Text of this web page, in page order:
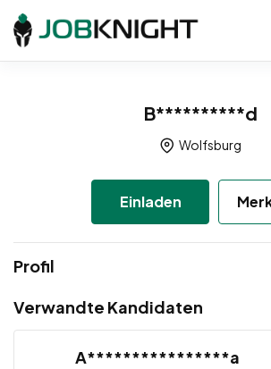
B**********d
Wolfsburg
Einladen
Profil
Verwandte Kandidaten
A****************a